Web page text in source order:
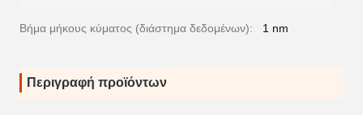
Βήμα μήκους κύματος (διάστημα δεδομένων): 1 nm
Περιγραφή προϊόντων